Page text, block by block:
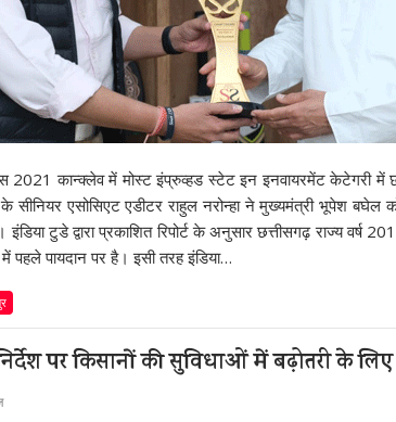
कान्क्लेव में मोस्ट इंप्रुव्हड स्टेट इन इनवायरमेंट केटेगरी में
सीनियर एसोसिएट एडीटर राहुल नरोन्हा ने मुख्यमंत्री भूपेश
टुडे द्वारा प्रकाशित रिपोर्ट के अनुसार छत्तीसगढ़ राज्य
पहले पायदान पर है। इसी तरह इंडिया…
पर किसानों की सुविधाओं में बढ़ोतरी के लिए